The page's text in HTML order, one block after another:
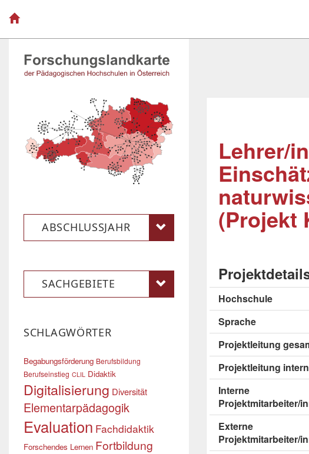
Lehrer/
(Projekt
Hochschule
Sprache
Projektleitung
Projektleitung intern
Interne
Projektmitarbeiter/
Externe
Projektmitarbeiter/
ABSCHLUSSJAHR
SACHGEBIETE
SCHLAGWÖRTER
Begabungsförderung Berufsbildung
Berufseinstieg CLIL Didaktik
Digitalisierung Diversität
Elementarpädagogik
Evaluation Fachdidaktik
Forschendes Lernen Fortbildung